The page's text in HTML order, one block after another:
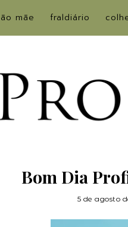
mãe fraldiário
Bom Dia
5 de agosto